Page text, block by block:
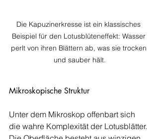
Die Kapuzinerkresse ist ein klassisches
Beispiel für den Lotusblüteneffekt: Wasser
perlt von ihren Blättern ab, was sie trocken
und sauber hält.
Mikroskopische Struktur
Unter dem Mikroskop offenbart sich
die wahre Komplexität der Lotusblätter.